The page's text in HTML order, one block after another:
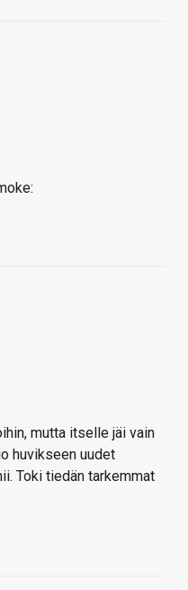
mutta itselle jäi vain
huvikseen uudet
Toki tiedän tarkemmat